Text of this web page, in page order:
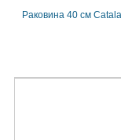
Раковина 40 см